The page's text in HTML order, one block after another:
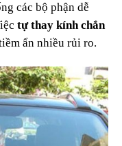
các bộ phận dễ
tự thay kính chắn
ẩn nhiều rủi ro.